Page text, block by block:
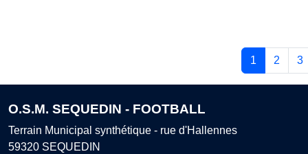
1 2 3
O.S.M. SEQUEDIN - FOOTBALL
Terrain Municipal synthétique - rue d'Hallennes
59320 SEQUEDIN